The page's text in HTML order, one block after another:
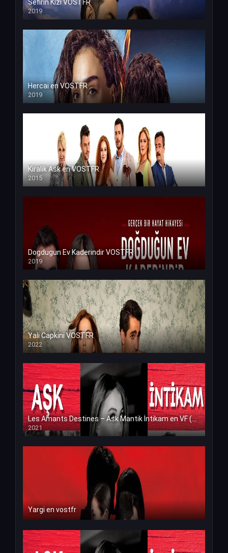
Sefirin Kizi VOSTFR
2019
Hercai en VOSTFR
2019
Kiralik Ask en VOSTFR
2015
Dogdugun Ev Kaderindir VOSTFR
2019
Yali Capkini VOSTFR
2022
Les Amants Destines – Ask Mantik İntikam en VF (Voix Francaise)
2021
Yargi en vostfr